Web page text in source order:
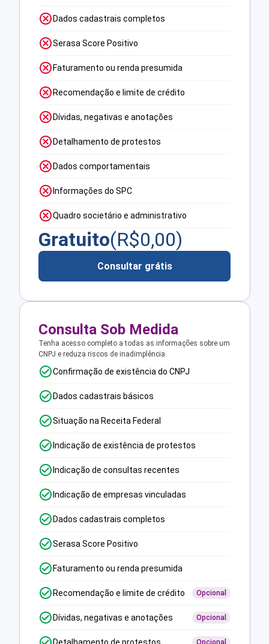
Dados cadastrais completos
Serasa Score Positivo
Faturamento ou renda presumida
Recomendação e limite de crédito
Dívidas, negativas e anotações
Detalhamento de protestos
Dados comportamentais
Informações do SPC
Quadro societário e administrativo
Gratuito(R$0,00)
Consultar grátis
Consulta Sob Medida
Tenha acesso completo a todas as informações sobre um
CNPJ e reduza riscos de inadimplência.
Confirmação de existência do CNPJ
Dados cadastrais básicos
Situação na Receita Federal
Indicação de existência de protestos
Indicação de consultas recentes
Indicação de empresas vinculadas
Dados cadastrais completos
Serasa Score Positivo
Faturamento ou renda presumida
Recomendação e limite de crédito Opcional
Dívidas, negativas e anotações Opcional
Opcional